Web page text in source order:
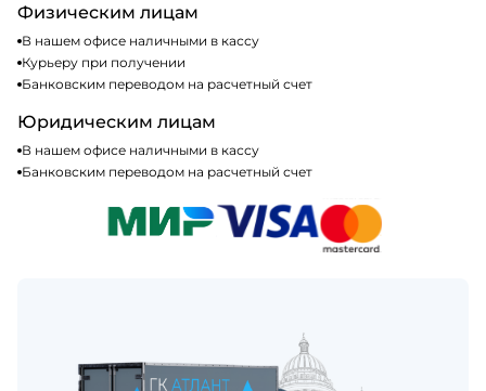
Физическим лицам
В нашем офисе наличными в кассу
Курьеру при получении
Банковским переводом на расчетный счет
Юридическим лицам
В нашем офисе наличными в кассу
Банковским переводом на расчетный счет